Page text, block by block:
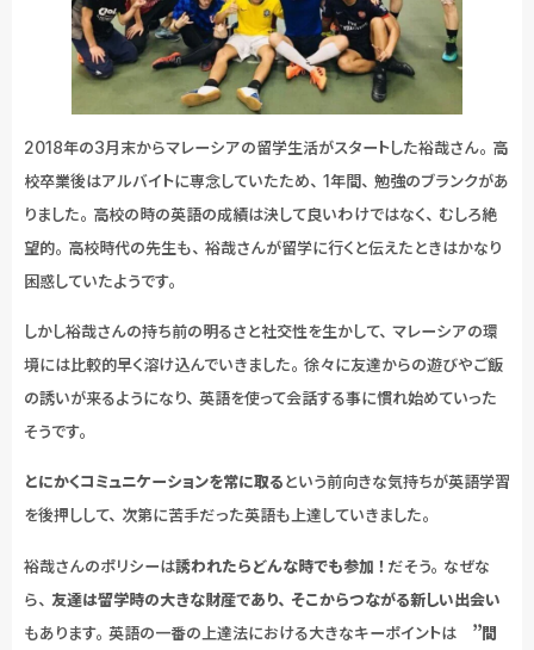
2018年の3月末からマレーシアの留学生活がスタートした裕哉さん。高
校卒業後はアルバイトに専念していたため、1年間、勉強のブランクがあ
りました。高校の時の英語の成績は決して良いわけではなく、むしろ絶
望的。高校時代の先生も、裕哉さんが留学に行くと伝えたときはかなり
困惑していたようです。
しかし裕哉さんの持ち前の明るさと社交性を生かして、マレーシアの環
境には比較的早く溶け込んでいきました。徐々に友達からの遊びやご飯
の誘いが来るようになり、英語を使って会話する事に慣れ始めていった
そうです。
とにかくコミュニケーションを常に取るという前向きな気持ちが英語学習
を後押しして、次第に苦手だった英語も上達していきました。
裕哉さんのポリシーは誘われたらどんな時でも参加！ だそう。なぜな
ら、 友達は留学時の大きな財産であり、そこからつながる新しい出会い
もあります。英語の一番の上達法における大きなキーポイントは ”間